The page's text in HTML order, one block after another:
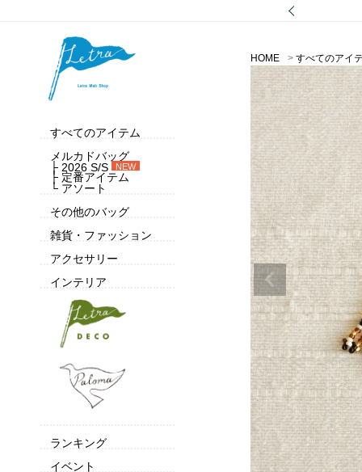
すべてのアイテム
メルカドバッグ
├ 2026 S/S
NEW
├ 定番アイテム
└ アソート
その他のバッグ
雑貨・ファッション
アクセサリー
インテリア
ランキング
イベント
HOME すべてのアイ